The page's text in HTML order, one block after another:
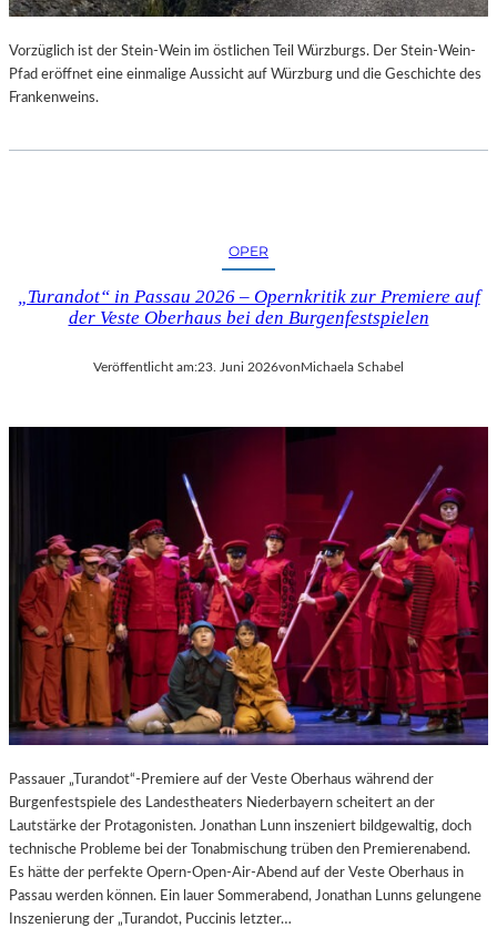
U
R
-
Vorzüglich ist der Stein-Wein im östlichen Teil Würzburgs. Der Stein-Wein-
Pfad eröffnet eine einmalige Aussicht auf Würzburg und die Geschichte des
Frankenweins.
OPER
„Turandot“ in Passau 2026 – Opernkritik zur Premiere auf
der Veste Oberhaus bei den Burgenfestspielen
Veröffentlicht am:23. Juni 2026vonMichaela Schabel
Passauer „Turandot“-Premiere auf der Veste Oberhaus während der
Burgenfestspiele des Landestheaters Niederbayern scheitert an der
Lautstärke der Protagonisten. Jonathan Lunn inszeniert bildgewaltig, doch
technische Probleme bei der Tonabmischung trüben den Premierenabend.
Es hätte der perfekte Opern-Open-Air-Abend auf der Veste Oberhaus in
Passau werden können. Ein lauer Sommerabend, Jonathan Lunns gelungene
Inszenierung der „Turandot, Puccinis letzter…